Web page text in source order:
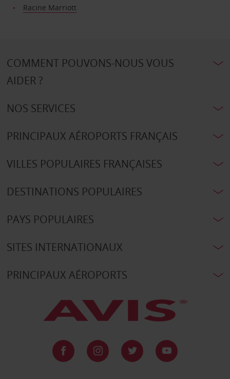
Racine Marriott
COMMENT POUVONS-NOUS VOUS
AIDER ?
NOS SERVICES
PRINCIPAUX AÉROPORTS FRANÇAIS
VILLES POPULAIRES FRANÇAISES
DESTINATIONS POPULAIRES
PAYS POPULAIRES
SITES INTERNATIONAUX
PRINCIPAUX AÉROPORTS